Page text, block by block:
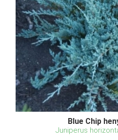
Blue Chip
Juniperus